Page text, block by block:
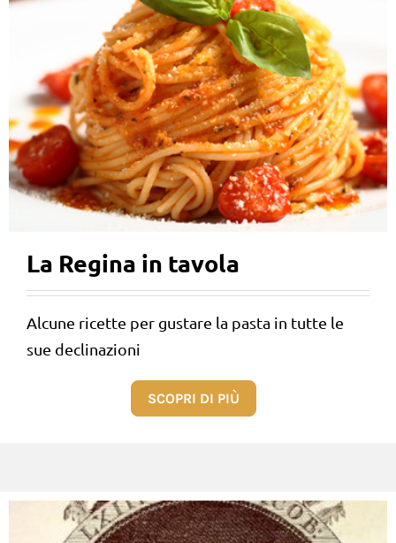
La Regina in tavola
Alcune ricette per gustare la pasta in tutte le
sue declinazioni
SCOPRI DI PIÙ